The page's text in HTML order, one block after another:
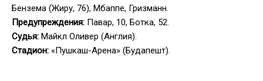
Бензема (Жиру, 76), Мбаппе, Гризманн.
Предупреждения: Павар, 10, Ботка, 52.
Судья: Майкл Оливер (Англия).
Стадион: «Пушкаш-Арена» (Будапешт).